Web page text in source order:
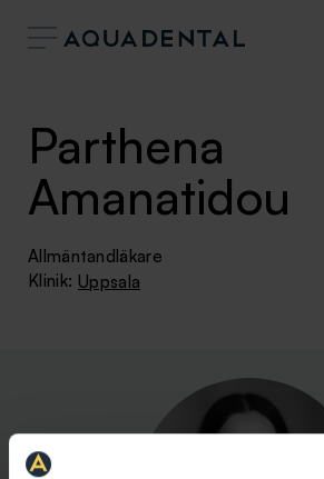
Parthena
Amanatidou
Allmäntandläkare
Klinik: Uppsala